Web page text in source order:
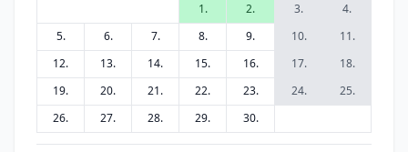
1.
2. 3.
4.
5.
6. 7. 8. 9. 10.
11.
12.
13. 14. 15. 16. 17.
18.
19.
20. 21. 22. 23. 24.
25.
26.
27. 28. 29. 30.